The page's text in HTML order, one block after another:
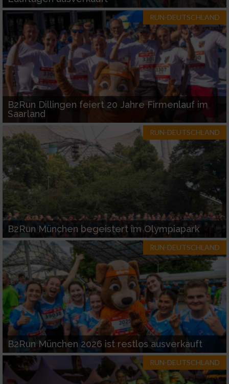
RUN-DEUTSCHLAND
B2Run Dillingen feiert 20 Jahre Firmenlauf im
Saarland
RUN-DEUTSCHLAND
B2Run München begeistert im Olympiapark
RUN-DEUTSCHLAND
B2Run München 2026 ist restlos ausverkauft
RUN-DEUTSCHLAND
Werbung